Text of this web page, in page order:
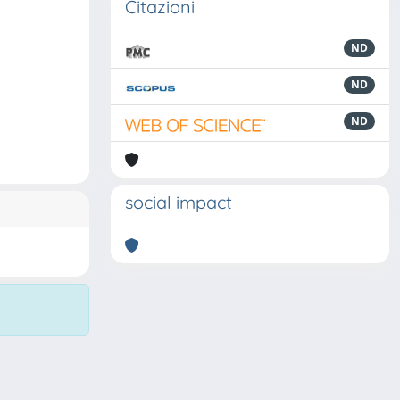
Citazioni
ND
ND
ND
social impact